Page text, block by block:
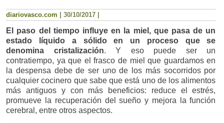
diariovasco.com |30/10/2017
El paso del tiempo influye en la miel, que pasa de un
estado líquido a sólido en un proceso que se
denomina cristalización. Y eso puede ser un
contratiempo, ya que el frasco de miel que guardamos en
la despensa debe de ser uno de los más socorridos por
cualquier cocinero que sabe que está uno de los alimentos
más antiguos y con más beneficios: reduce el estrés,
promueve la recuperación del sueño y mejora la función
cerebral, entre otros aspectos.